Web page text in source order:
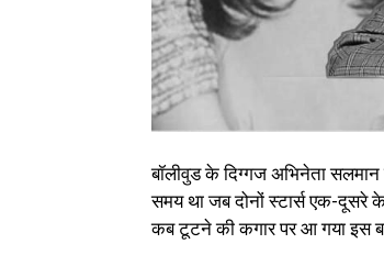
बॉलीवुड के दिग्गज अभिनेता सलमान
समय था जब दोनों स्टार्स एक-दूसरे
कब टूटने की कगार पर आ गया इस